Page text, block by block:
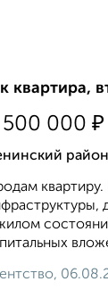
квартира,
500 000 ₽